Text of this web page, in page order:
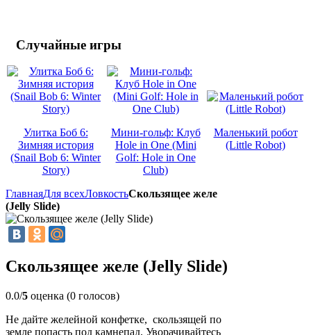
Случайные игры
Улитка Боб 6:
Зимняя история
(Snail Bob 6: Winter
Story)
Мини-гольф: Клуб
Hole in One (Mini
Golf: Hole in One
Club)
Маленький робот
(Little Robot)
ГлавнаяДля всехЛовкостьСкользящее желе
(Jelly Slide)
Скользящее желе (Jelly Slide)
0.0/5 оценка (0 голосов)
Не дайте желейной конфетке, скользящей по
земле попасть под камнепад. Уворачивайтесь